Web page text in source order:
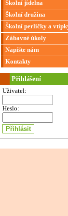
Školní jídelna
Školní družina
Školní perličky a
Zábavné úkoly
Napište nám
Kontakty
Přihlášení
Uživatel:
Heslo: